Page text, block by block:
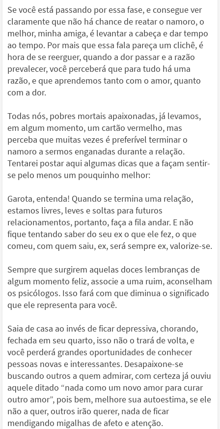
Se você está passando por essa fase, e consegue ver
claramente que não há chance de reatar o namoro, o
melhor, minha amiga, é levantar a cabeça e dar tempo
ao tempo. Por mais que essa fala pareça um clichê, é
hora de se reerguer, quando a dor passar e a razão
prevalecer, você perceberá que para tudo há uma
razão, e que aprendemos tanto com o amor, quanto
com a dor.
Todas nós, pobres mortais apaixonadas, já levamos,
em algum momento, um cartão vermelho, mas
perceba que muitas vezes é preferível terminar o
namoro a sermos enganadas durante a relação.
Tentarei postar aqui algumas dicas que a façam sentir-
se pelo menos um pouquinho melhor:
Garota, entenda! Quando se termina uma relação,
estamos livres, leves e soltas para futuros
relacionamentos, portanto, faça a fila andar. E não
fique tentando saber do seu ex o que ele fez, o que
comeu, com quem saiu, ex, será sempre ex, valorize-se.
Sempre que surgirem aquelas doces lembranças de
algum momento feliz, associe a uma ruim, aconselham
os psicólogos. Isso fará com que diminua o significado
que ele representa para você.
Saia de casa ao invés de ficar depressiva, chorando,
fechada em seu quarto, isso não o trará de volta, e
você perderá grandes oportunidades de conhecer
pessoas novas e interessantes. Desapaixone-se
buscando outros a quem admirar, com certeza já ouviu
aquele ditado “nada como um novo amor para curar
outro amor”, pois bem, melhore sua autoestima, se ele
não a quer, outros irão querer, nada de ficar
mendigando migalhas de afeto e atenção.